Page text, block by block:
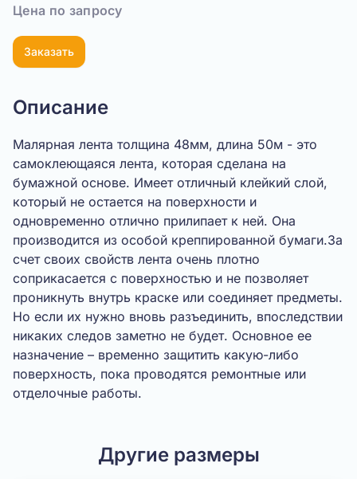
Цена по запросу
Заказать
Описание
Малярная лента толщина 48мм, длина 50м - это
самоклеющаяся лента, которая сделана на
бумажной основе. Имеет отличный клейкий слой,
который не остается на поверхности и
одновременно отлично прилипает к ней. Она
производится из особой креппированной бумаги.За
счет своих свойств лента очень плотно
соприкасается с поверхностью и не позволяет
проникнуть внутрь краске или соединяет предметы.
Но если их нужно вновь разъединить, впоследствии
никаких следов заметно не будет. Основное ее
назначение – временно защитить какую-либо
поверхность, пока проводятся ремонтные или
отделочные работы.
Другие размеры